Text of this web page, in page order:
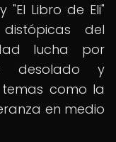
"El Libro de Eli"
del
lucha por
desolado y
como la
en medio